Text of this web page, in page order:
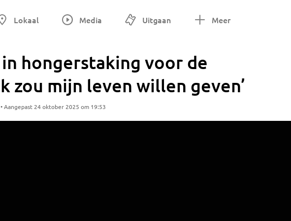
Lokaal Media Uitgaan Meer
hongerstaking voor de
zou mijn leven willen geven’
Aangepast 24 oktober 2025 om 19:53